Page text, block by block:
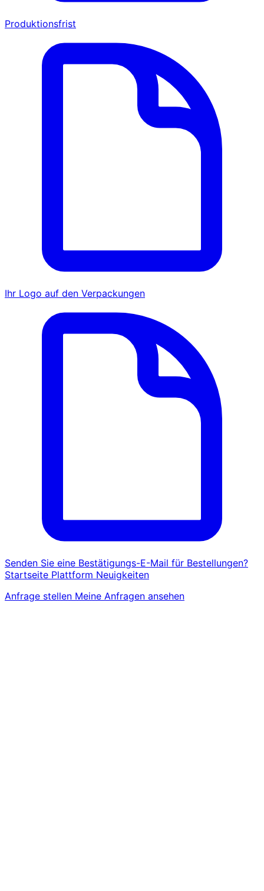
Produktionsfrist
Ihr Logo auf den Verpackungen
Senden Sie eine Bestätigungs-E-Mail für Bestellungen?
Startseite Plattform Neuigkeiten
Anfrage stellen Meine Anfragen ansehen